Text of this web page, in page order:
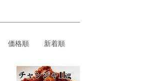
価格順 新着順